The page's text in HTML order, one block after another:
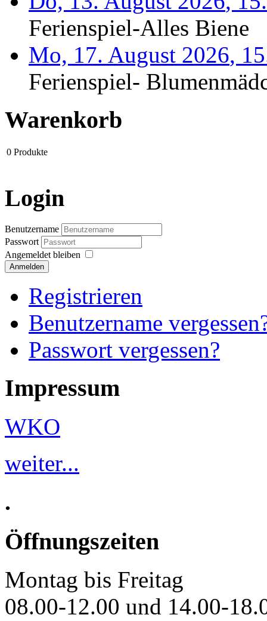
Ferienspiel-Alles Biene
Mo, 17. August 2026,
Ferienspiel-
Warenkorb
0 Produkte
Login
Benutzername
Passwort
Angemeldet bleiben
Anmelden
Registrieren
Benutzername
Passwort vergessen?
Impressum
WKO
weiter...
.
Öffnungszeiten
Montag bis Freitag
08.00-12.00 und 14.00-